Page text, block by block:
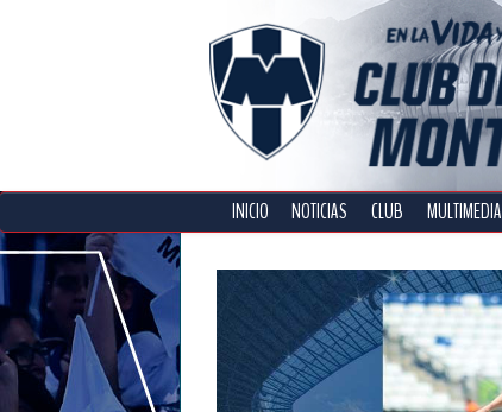
INICIO NOTICIAS CLUB MULTIMEDIA